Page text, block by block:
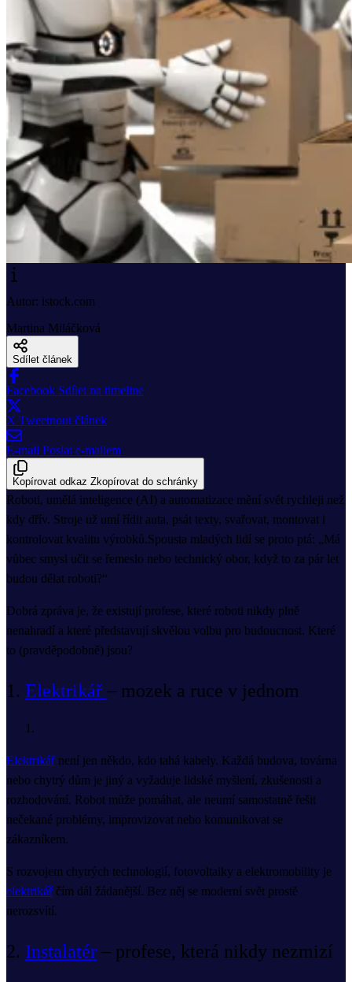
Autor: istock.com
Martina Miláčková
Sdílet článek
Facebook Sdílet na timeline
X Tweetnout článek
E-mail Poslat e-mailem
Kopírovat odkaz Zkopírovat do schránky
Roboti, umělá inteligence (AI) a automatizace mění svět rychleji než
kdy dřív. Stroje už umí řídit auta, psát texty, svařovat, montovat i
kontrolovat kvalitu výrobků.Spousta mladých lidí se proto ptá: „Má
vůbec smysl učit se řemeslo nebo technický obor, když to za pár let
budou dělat roboti?“
Dobrá zpráva je, že existují profese, které roboti nikdy plně
nenahradí a které představují skvělou volbu pro budoucnost. Které
to (pravděpodobně) jsou?
1. Elektrikář – mozek a ruce v jednom
Elektrikářnení jen někdo, kdo tahá kabely. Každá budova, továrna
nebo chytrý dům je jiný a vyžaduje lidské myšlení, zkušenosti a
rozhodování. Robot může pomáhat, ale neumí samostatně řešit
nečekané problémy, improvizovat nebo komunikovat se
zákazníkem.
S rozvojem chytrých technologií, fotovoltaiky a elektromobility je
elektrikářčím dál žádanější. Bez něj se moderní svět prostě
nerozsvítí.
2. Instalatér – profese, která nikdy nezmizí